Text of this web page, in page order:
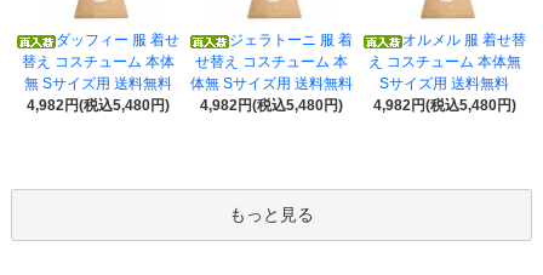
ダッフィー 服 着せ
替え コスチューム 本体
無 Sサイズ用 送料無料
4,982円(税込5,480円)
ジェラトーニ 服 着
せ替え コスチューム 本
体無 Sサイズ用 送料無料
4,982円(税込5,480円)
オルメル 服 着せ替
え コスチューム 本体無
Sサイズ用 送料無料
4,982円(税込5,480円)
もっと見る